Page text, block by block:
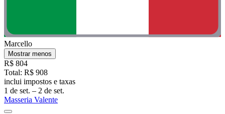
Marcello
Mostrar menos
R$ 804
Total: R$ 908
inclui impostos e taxas
1 de set. – 2 de set.
Masseria Valente